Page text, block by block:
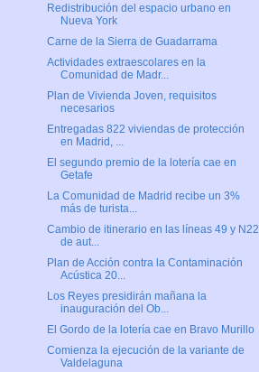
Redistribución del espacio urbano en
Nueva York
Carne de la Sierra de Guadarrama
Actividades extraescolares en la
Comunidad de Madr...
Plan de Vivienda Joven, requisitos
necesarios
Entregadas 822 viviendas de protección
en Madrid, ...
El segundo premio de la lotería cae en
Getafe
La Comunidad de Madrid recibe un 3%
más de turista...
Cambio de itinerario en las líneas 49 y N22
de aut...
Plan de Acción contra la Contaminación
Acústica 20...
Los Reyes presidirán mañana la
inauguración del Ob...
El Gordo de la lotería cae en Bravo Murillo
Comienza la ejecución de la variante de
Valdelaguna